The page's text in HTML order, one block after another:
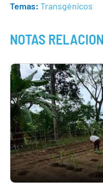
Temas: Transgénicos
NOTAS